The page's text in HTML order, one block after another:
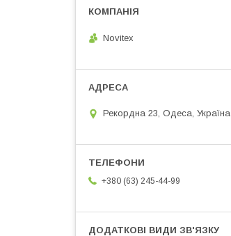
Novitex
Рекордна 23, Одеса, Україна
+380 (63) 245-44-99